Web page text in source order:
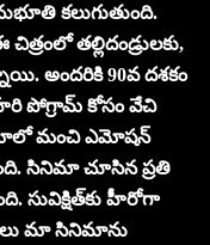
కలుగుతుంది.
చిత్రంలో తల్లిదండ్రులకు,
అందరికి 90వ దశకం
పోగ్రామ్‌ కోసం వేచి
మంచి ఎమోషన్‌
సినిమా చూసిన ప్రతి
సువిక్షిత్‌కు హీరోగా
మా సినిమాను